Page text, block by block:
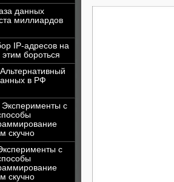
данных
миллиардов
IP-адресов на
бороться
Альтернативный
в РФ
Эксперименты с
скучно
с
скучно